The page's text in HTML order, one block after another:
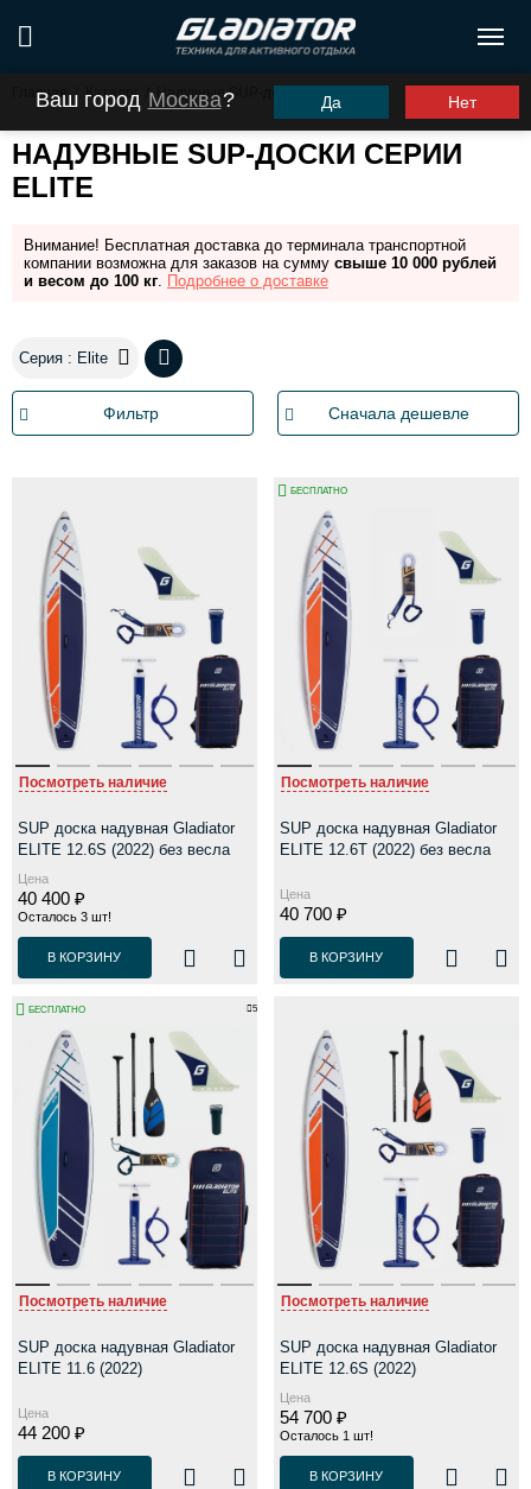
Ваш город Москва? Да Нет
Главная / Каталог Надувные SUP-доски
НАДУВНЫЕ SUP-ДОСКИ СЕРИИ
ELITE
Внимание! Бесплатная доставка до терминала транспортной
компании возможна для заказов на сумму свыше 10 000 рублей
и весом до 100 кг. Подробнее о доставке
Серия : Elite
Фильтр Сначала дешевле
Посмотреть наличие
SUP доска надувная Gladiator
ELITE 12.6S (2022) без весла
Цена
40 400 ₽
Осталось 3 шт!
В КОРЗИНУ
БЕСПЛАТНО
Посмотреть наличие
SUP доска надувная Gladiator
ELITE 12.6T (2022) без весла
Цена
40 700 ₽
В КОРЗИНУ
БЕСПЛАТНО 5
Посмотреть наличие
SUP доска надувная Gladiator
ELITE 11.6 (2022)
Цена
44 200 ₽
В КОРЗИНУ
Посмотреть наличие
SUP доска надувная Gladiator
ELITE 12.6S (2022)
Цена
54 700 ₽
Осталось 1 шт!
В КОРЗИНУ